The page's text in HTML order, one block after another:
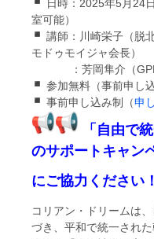
日時：2025年5月24
室可能）
講師：川崎栄子（脱
モドゥモイジャ会長）
：芳岡隼介（GPF
参加無料（事前申し
事前申し込み制（申
「自由で
のサポートキャン
にご協力ください！
コリアン・ドリームは
づき、 平和で統一され